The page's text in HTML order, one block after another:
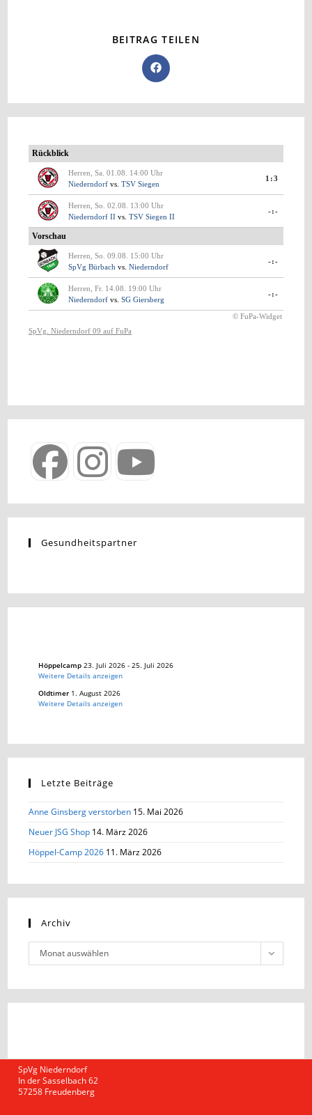
BEITRAG TEILEN
Gesundheitspartner
Höppelcamp 23. Juli 2026 -25. Juli 2026
Weitere Details anzeigen
Oldtimer 1. August 2026
Weitere Details anzeigen
Letzte Beiträge
Anne Ginsberg verstorben 15. Mai 2026
Neuer JSG Shop 14. März 2026
Höppel-Camp 2026 11. März 2026
Archiv
Monat auswählen
SpVg Niederndorf
In der Sasselbach 62
57258 Freudenberg